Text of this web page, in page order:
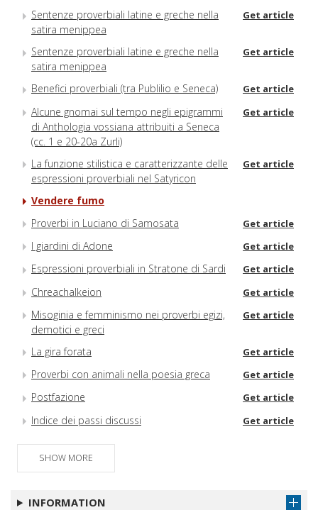
Sentenze proverbiali latine e greche nella
satira menippea
Get article
Sentenze proverbiali latine e greche nella
satira menippea
Get article
Benefici proverbiali (tra Publilio e Seneca) Get article
Alcune gnomai sul tempo negli epigrammi
di Anthologia vossiana attribuiti a Seneca
(cc. 1 e 20-20a Zurli)
Get article
La funzione stilistica e caratterizzante delle
espressioni proverbiali nel Satyricon
Get article
Vendere fumo
Proverbi in Luciano di Samosata
Get article
I giardini di Adone Get article
Espressioni proverbiali in Stratone di Sardi Get article
Chreachalkeion Get article
Misoginia e femminismo nei proverbi egizi,
demotici e greci
Get article
La gira forata Get article
Proverbi con animali nella poesia greca Get article
Postfazione Get article
Indice dei passi discussi Get article
Indice generale
SHOW MORE
INFORMATION